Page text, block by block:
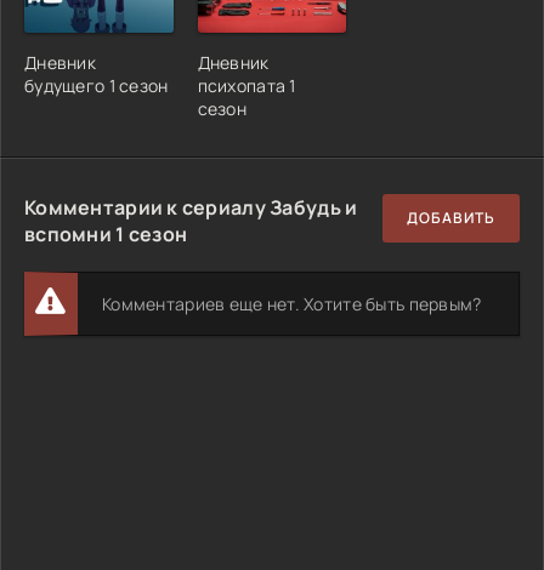
Дневник
будущего 1 сезон
Дневник
психопата 1
сезон
Комментарии к сериалу Забудь и
вспомни 1 сезон
ДОБАВИТЬ
Комментариев еще нет. Хотите быть первым?